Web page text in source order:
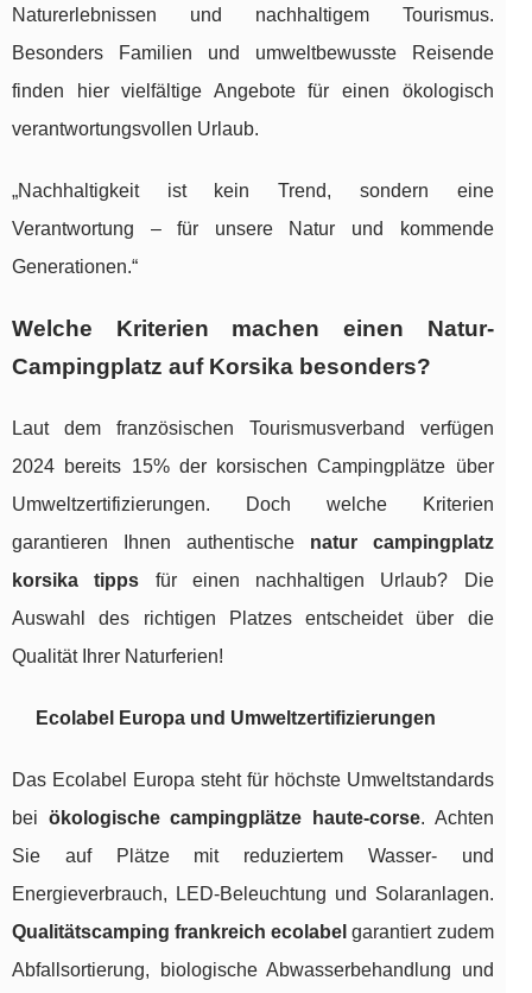
Naturerlebnissen und nachhaltigem Tourismus.
Besonders Familien und umweltbewusste Reisende
finden hier vielfältige Angebote für einen ökologisch
verantwortungsvollen Urlaub.
„Nachhaltigkeit ist kein Trend, sondern eine
Verantwortung – für unsere Natur und kommende
Generationen.“
Welche Kriterien machen einen Natur-
Campingplatz auf Korsika besonders?
Laut dem französischen Tourismusverband verfügen
2024 bereits 15% der korsischen Campingplätze über
Umweltzertifizierungen. Doch welche Kriterien
garantieren Ihnen authentische natur campingplatz
korsika tipps für einen nachhaltigen Urlaub? Die
Auswahl des richtigen Platzes entscheidet über die
Qualität Ihrer Naturferien!
Ecolabel Europa und Umweltzertifizierungen
Das Ecolabel Europa steht für höchste Umweltstandards
bei ökologische campingplätze haute-corse. Achten
Sie auf Plätze mit reduziertem Wasser- und
Energieverbrauch, LED-Beleuchtung und Solaranlagen.
Qualitätscamping frankreich ecolabel garantiert zudem
Abfallsortierung, biologische Abwasserbehandlung und